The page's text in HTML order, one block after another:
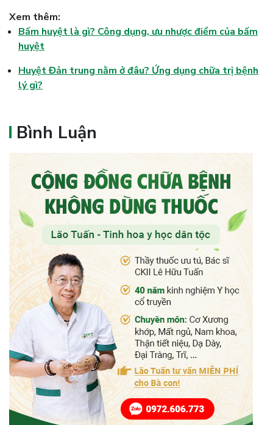
Xem thêm:
Bấm huyệt là gì? Công dụng, ưu nhược điểm của bấm
huyệt
Huyệt Đản trung nằm ở đâu? Ứng dụng chữa trị bệnh
lý gì?
Bình Luận